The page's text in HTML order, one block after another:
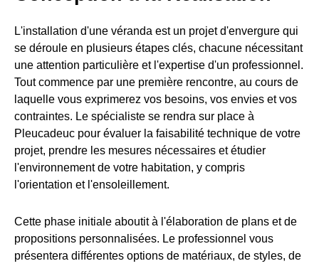
L'installation d'une véranda est un projet d'envergure qui
se déroule en plusieurs étapes clés, chacune nécessitant
une attention particulière et l'expertise d'un professionnel.
Tout commence par une première rencontre, au cours de
laquelle vous exprimerez vos besoins, vos envies et vos
contraintes. Le spécialiste se rendra sur place à
Pleucadeuc pour évaluer la faisabilité technique de votre
projet, prendre les mesures nécessaires et étudier
l'environnement de votre habitation, y compris
l'orientation et l'ensoleillement.
Cette phase initiale aboutit à l'élaboration de plans et de
propositions personnalisées. Le professionnel vous
présentera différentes options de matériaux, de styles, de